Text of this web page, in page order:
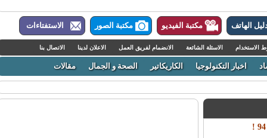
الهاتف مكتبة الفيديو مكتبة الصور الاستفتاءات
الاسئلة الشائعة الانضمام لفريق العمل الاعلان لدينا الاتصال بنا
اخبار التكنولوجيا الكاريكاتير الصحة و الجمال مقالات